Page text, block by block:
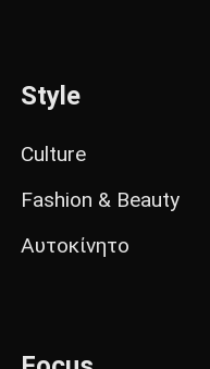
Style
Culture
Fashion & Beauty
Αυτοκίνητο